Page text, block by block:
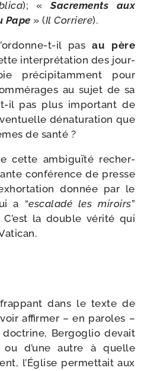
); «Sacrements aux
Pape » (Il Corriere).
​t-​il pas au père
inter­pré­ta­tion des jour­
pré­ci­pi­tam­ment pour
au sujet de sa
​il pas plus impor­tant de
déna­tu­ra­tion que
de santé ?
cette ambi­guï­té recher­
confé­rence de presse
don­née par le
a “esca­la­dé les miroirs”
la double véri­té qui
dans le texte de
affir­mer – en paroles –
doc­trine, Bergoglio devait
ou d’une autre à quelle
l’Église per­met­tait aux